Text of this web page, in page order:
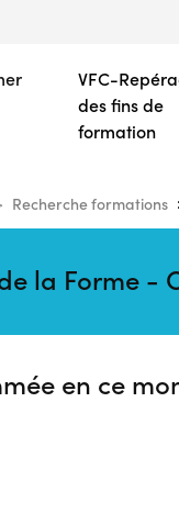
VFC-
des fins de
formation
Recherche formations
de la Forme
en ce